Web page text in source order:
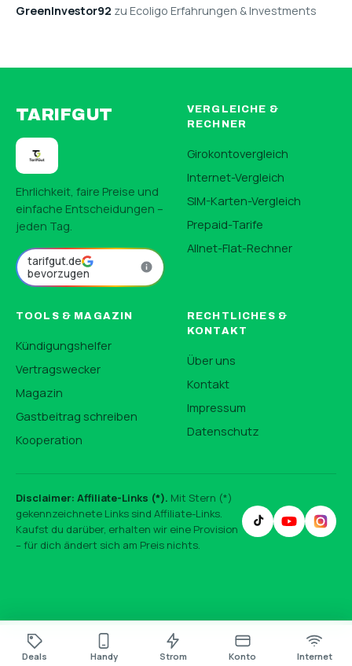
GreenInvestor92 zu Ecoligo Erfahrungen & Investments
TARIFGUT
Ehrlichkeit, faire Preise und
einfache Entscheidungen –
jeden Tag.
tarifgut.de
bevorzugen
VERGLEICHE &
RECHNER
Girokontovergleich
Internet-Vergleich
SIM-Karten-Vergleich
Prepaid-Tarife
Allnet-Flat-Rechner
TOOLS & MAGAZIN
Kündigungshelfer
Vertragswecker
Magazin
Gastbeitrag schreiben
Kooperation
RECHTLICHES &
KONTAKT
Über uns
Kontakt
Impressum
Datenschutz
Disclaimer: Affiliate-Links (*). Mit Stern (*)
gekennzeichnete Links sind Affiliate-Links.
Kaufst du darüber, erhalten wir eine Provision
– für dich ändert sich am Preis nichts.
Deals Handy Strom Konto Internet